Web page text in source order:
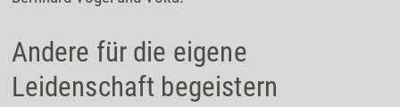
Andere für die eigene
Leidenschaft begeistern